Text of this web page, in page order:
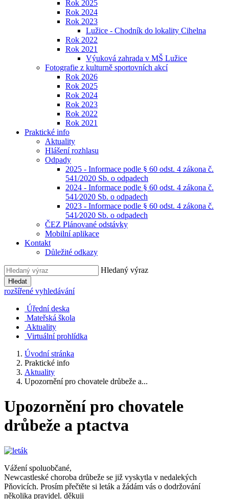
Rok 2025
Rok 2024
Rok 2023
Lužice - Chodník do lokality Cihelna
Rok 2022
Rok 2021
Výuková zahrada v MŠ Lužice
Fotografie z kulturně sportovních akcí
Rok 2026
Rok 2025
Rok 2024
Rok 2023
Rok 2022
Rok 2021
Praktické info
Aktuality
Hlášení rozhlasu
Odpady
2025 - Informace podle § 60 odst. 4 zákona č.
541/2020 Sb. o odpadech
2024 - Informace podle § 60 odst. 4 zákona č.
541⁄2020 Sb. o odpadech
2023 - Informace podle § 60 odst. 4 zákona č.
541⁄2020 Sb. o odpadech
ČEZ Plánované odstávky
Mobilní aplikace
Kontakt
Důležité odkazy
Hledaný výraz
Hledat
rozšířené vyhledávání
Úřední deska
Mateřská škola
Aktuality
Virtuální prohlídka
Úvodní stránka
Praktické info
Aktuality
Upozornění pro chovatele drůbeže a...
Upozornění pro chovatele
drůbeže a ptactva
Vážení spoluobčané,
Newcastleské choroba drůbeže se již vyskytla v nedalekých
Pňovicích. Prosím přečtěte si leták a žádám vás o dodržování
několika pravidel. děkuji